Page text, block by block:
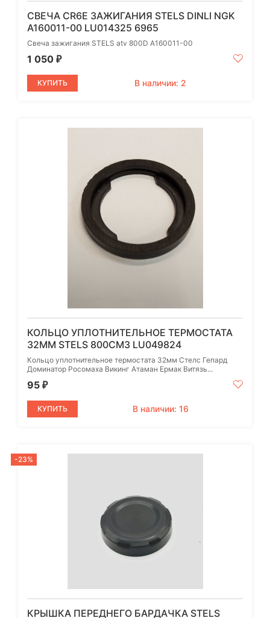
СВЕЧА CR6E ЗАЖИГАНИЯ STELS DINLI NGK
A160011-00 LU014325 6965
Свеча зажигания STELS atv 800D А160011-00
1 050 ₽
КУПИТЬ В наличии: 2
КОЛЬЦО УПЛОТНИТЕЛЬНОЕ ТЕРМОСТАТА
32ММ STELS 800СМ3 LU049824
Кольцо уплотнительное термостата 32мм Стелс Гепард
Доминатор Росомаха Викинг Атаман Ермак Витязь...
95 ₽
КУПИТЬ В наличии: 16
-23%
КРЫШКА ПЕРЕДНЕГО БАРДАЧКА STELS